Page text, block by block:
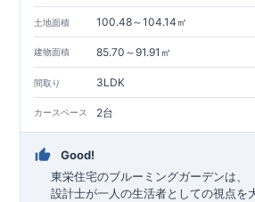
土地面積 100.48～104.14㎡
建物面積 85.70～91.91㎡
間取り 3LDK
カースペース 2台
Good!
東栄住宅のブルーミングガーデンは、
設計士が一人の生活者としての視点を